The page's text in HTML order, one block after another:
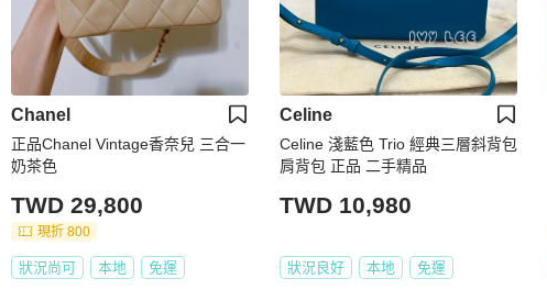
Chanel
正品Chanel Vintage香奈兒 三合一
奶茶色
TWD 29,800
現折 800
狀況尚可 本地 免運
Celine
Celine 淺藍色 Trio 經典三層斜背包
肩背包 正品 二手精品
TWD 10,980
狀況良好 本地 免運